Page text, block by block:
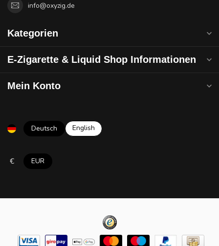
info@oxyzig.de
Kategorien
E-Zigarette & Liquid Shop Informationen
Mein Konto
Deutsch English
€ EUR